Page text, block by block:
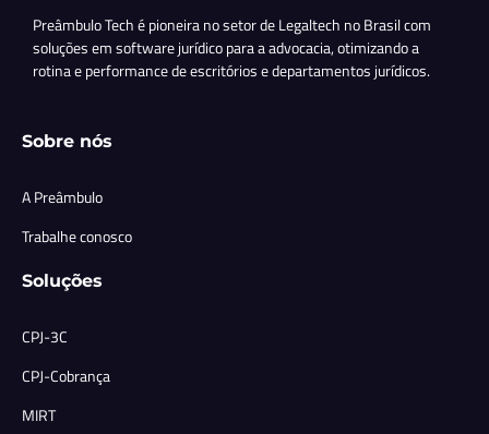
Preâmbulo Tech é pioneira no setor de Legaltech no Brasil com
soluções em software jurídico para a advocacia, otimizando a
rotina e performance de escritórios e departamentos jurídicos.
Sobre nós
A Preâmbulo
Trabalhe conosco
Soluções
CPJ-3C
CPJ-Cobrança
MIRT